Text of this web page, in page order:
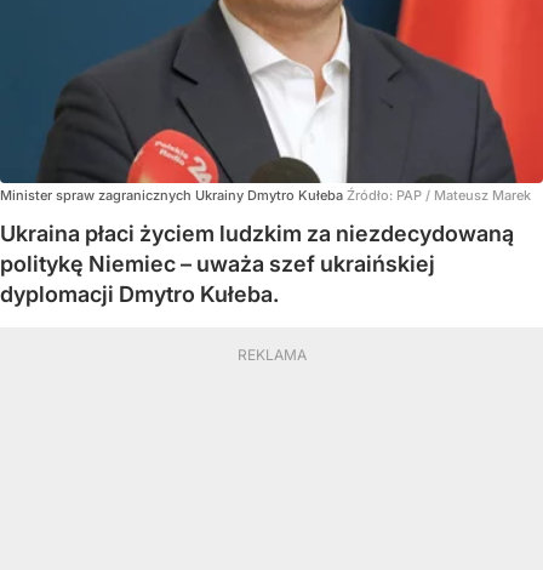
Minister spraw zagranicznych Ukrainy Dmytro Kułeba Źródło: PAP / Mateusz Marek
Ukraina płaci życiem ludzkim za niezdecydowaną
politykę Niemiec – uważa szef ukraińskiej
dyplomacji Dmytro Kułeba.